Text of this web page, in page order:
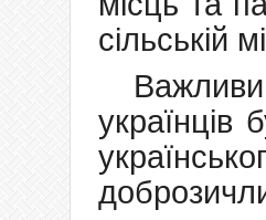
сільській
українців